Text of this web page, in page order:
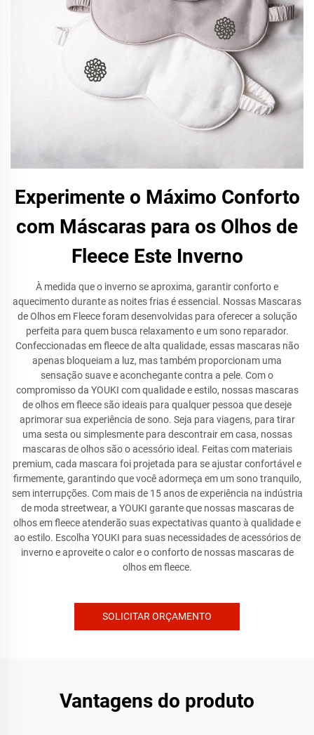
Experimente o Máximo Conforto
com Máscaras para os Olhos de
Fleece Este Inverno
À medida que o inverno se aproxima, garantir conforto e
aquecimento durante as noites frias é essencial. Nossas Mascaras
de Olhos em Fleece foram desenvolvidas para oferecer a solução
perfeita para quem busca relaxamento e um sono reparador.
Confeccionadas em fleece de alta qualidade, essas mascaras não
apenas bloqueiam a luz, mas também proporcionam uma
sensação suave e aconchegante contra a pele. Com o
compromisso da YOUKI com qualidade e estilo, nossas mascaras
de olhos em fleece são ideais para qualquer pessoa que deseje
aprimorar sua experiência de sono. Seja para viagens, para tirar
uma sesta ou simplesmente para descontrair em casa, nossas
mascaras de olhos são o acessório ideal. Feitas com materiais
premium, cada mascara foi projetada para se ajustar confortável e
firmemente, garantindo que você adormeça em um sono tranquilo,
sem interrupções. Com mais de 15 anos de experiência na indústria
de moda streetwear, a YOUKI garante que nossas mascaras de
olhos em fleece atenderão suas expectativas quanto à qualidade e
ao estilo. Escolha YOUKI para suas necessidades de acessórios de
inverno e aproveite o calor e o conforto de nossas mascaras de
olhos em fleece.
SOLICITAR ORÇAMENTO
Vantagens do produto